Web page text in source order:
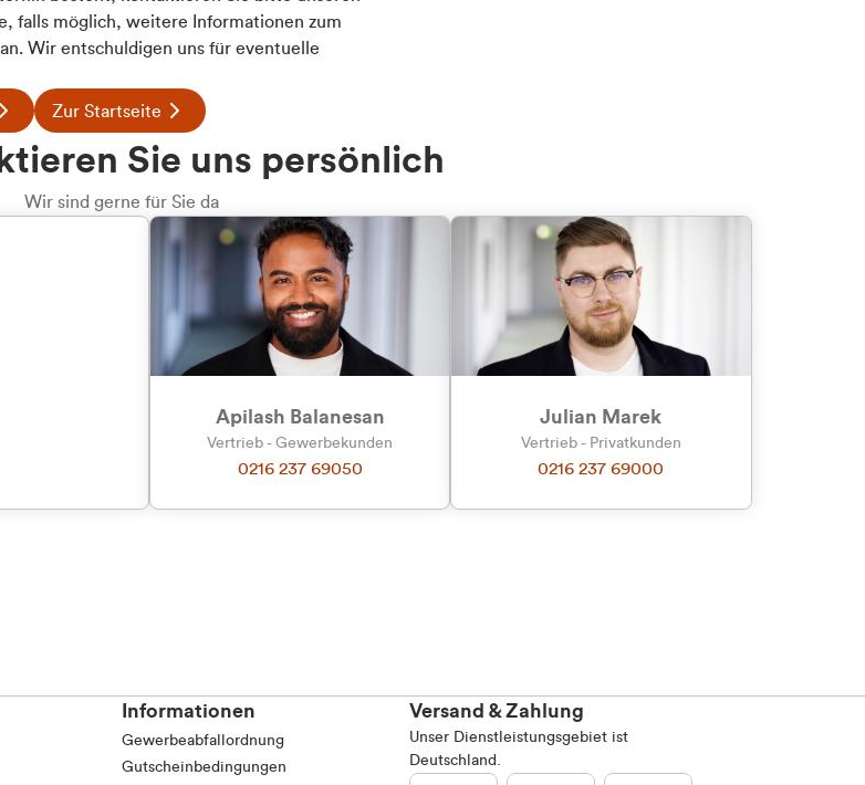
falls möglich, weitere Informationen zum
Wir entschuldigen uns für eventuelle
Zur Startseite
Sie uns persönlich
Wir sind gerne für Sie da
Apilash Balanesan
Vertrieb - Gewerbekunden
0216 237 69050
Julian Marek
Vertrieb - Privatkunden
0216 237 69000
Informationen
Gewerbeabfallordnung
Gutscheinbedingungen
Versand & Zahlung
Unser Dienstleistungsgebiet ist
Deutschland.